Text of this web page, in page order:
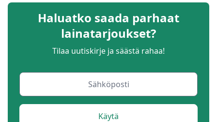
Haluatko saada parhaat
lainatarjoukset?
Tilaa uutiskirje ja säästä rahaa!
Käytä